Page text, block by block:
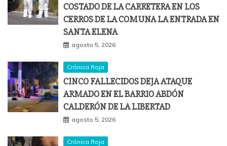
COSTADO DE LA CARRETERA EN LOS
CERROS DE LA COMUNA LA ENTRADA EN
SANTA ELENA
agosto 5, 2026
Crónica Roja
CINCO FALLECIDOS DEJA ATAQUE
ARMADO EN EL BARRIO ABDÓN
CALDERÓN DE LA LIBERTAD
agosto 5, 2026
Crónica Roja